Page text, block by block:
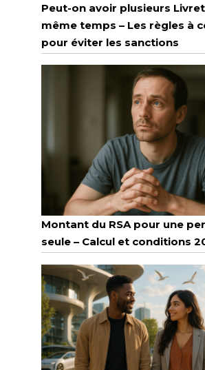
Peut-on avoir plusieurs
même temps – Les règles à
pour éviter les sanctions
Montant du RSA pour une
seule – Calcul et conditions